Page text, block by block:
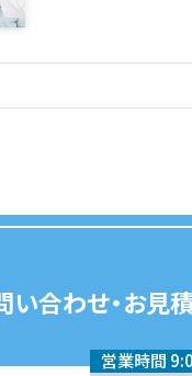
い合わせ・お見
営業時間